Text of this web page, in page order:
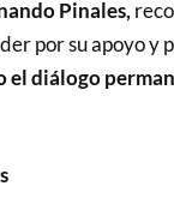
Pinales,
por su apoyo y
el diálogo